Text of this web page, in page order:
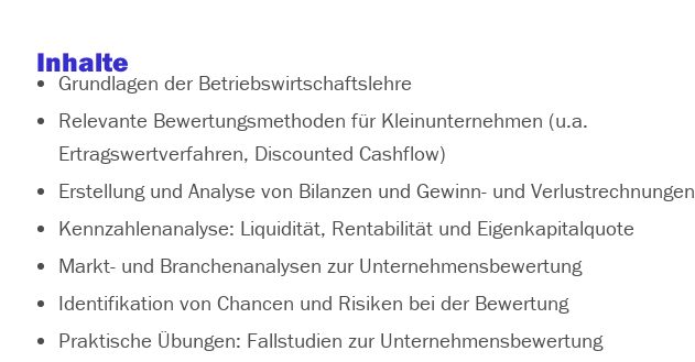
Inhalte
Grundlagen der Betriebswirtschaftslehre
Relevante Bewertungsmethoden für Kleinunternehmen (u.a.
Ertragswertverfahren, Discounted Cashflow)
Erstellung und Analyse von Bilanzen und Gewinn- und Verlustrechnungen
Kennzahlenanalyse: Liquidität, Rentabilität und Eigenkapitalquote
Markt- und Branchenanalysen zur Unternehmensbewertung
Identifikation von Chancen und Risiken bei der Bewertung
Praktische Übungen: Fallstudien zur Unternehmensbewertung